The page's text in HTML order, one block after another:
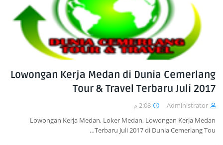
Lowongan Kerja Medan di Dunia Cemerlang
Tour & Travel Terbaru Juli 2017
Administrator
2:08 م
Lowongan Kerja Medan, Loker Medan, Lowongan Kerja Medan
Terbaru Juli 2017 di Dunia Cemerlang Tou…